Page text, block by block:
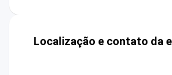
Localização e contato da